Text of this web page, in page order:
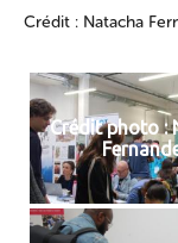
Crédit : Natacha
Crédit photo :